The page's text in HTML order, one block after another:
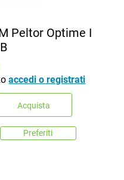
Peltor Optime I
accedi o registrati
Acquista
Preferiti